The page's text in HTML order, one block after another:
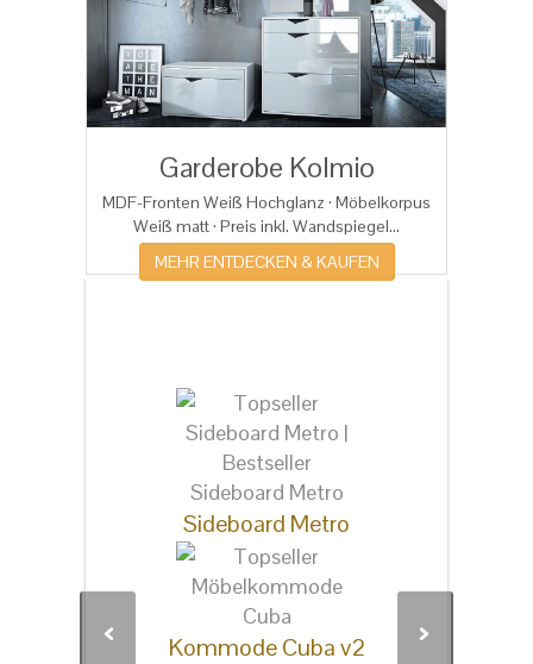
Garderobe Kolmio
MDF-Fronten Weiß Hochglanz · Möbelkorpus
Weiß matt · Preis inkl. Wandspiegel...
MEHR ENTDECKEN & KAUFEN
Kommode Cuba v2 Garderobe